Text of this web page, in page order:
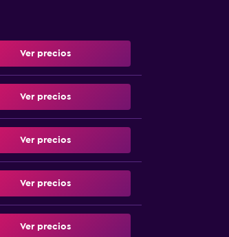
Ver precios
Ver precios
Ver precios
Ver precios
Ver precios